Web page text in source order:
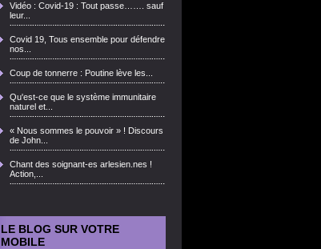
Vidéo : Covid-19 : Tout passe……. sauf
leur...
Covid 19, Tous ensemble pour défendre
nos...
Coup de tonnerre : Poutine lève les...
Qu'est-ce que le système immunitaire
naturel et...
« Nous sommes le pouvoir » ! Discours
de John...
Chant des soignant-es arlesien.nes !
Action,...
LE BLOG SUR VOTRE
MOBILE